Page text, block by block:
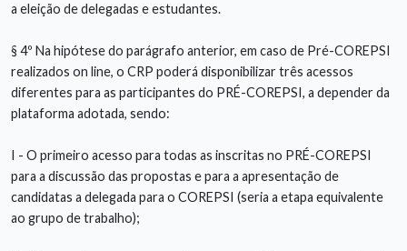
a eleição de delegadas e estudantes.
§ 4º Na hipótese do parágrafo anterior, em caso de Pré-COREPSI
realizados on line, o CRP poderá disponibilizar três acessos
diferentes para as participantes do PRÉ-COREPSI, a depender da
plataforma adotada, sendo:
I - O primeiro acesso para todas as inscritas no PRÉ-COREPSI
para a discussão das propostas e para a apresentação de
candidatas a delegada para o COREPSI (seria a etapa equivalente
ao grupo de trabalho);